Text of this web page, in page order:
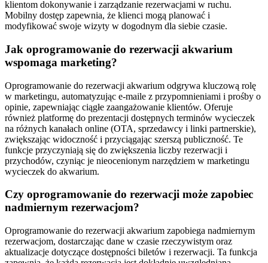
klientom dokonywanie i zarządzanie rezerwacjami w ruchu.
Mobilny dostęp zapewnia, że klienci mogą planować i
modyfikować swoje wizyty w dogodnym dla siebie czasie.
Jak oprogramowanie do rezerwacji akwarium
wspomaga marketing?
Oprogramowanie do rezerwacji akwarium odgrywa kluczową rolę
w marketingu, automatyzując e-maile z przypomnieniami i prośby o
opinie, zapewniając ciągłe zaangażowanie klientów. Oferuje
również platformę do prezentacji dostępnych terminów wycieczek
na różnych kanałach online (OTA, sprzedawcy i linki partnerskie),
zwiększając widoczność i przyciągając szerszą publiczność. Te
funkcje przyczyniają się do zwiększenia liczby rezerwacji i
przychodów, czyniąc je nieocenionym narzędziem w marketingu
wycieczek do akwarium.
Czy oprogramowanie do rezerwacji może zapobiec
nadmiernym rezerwacjom?
Oprogramowanie do rezerwacji akwarium zapobiega nadmiernym
rezerwacjom, dostarczając dane w czasie rzeczywistym oraz
aktualizacje dotyczące dostępności biletów i rezerwacji. Ta funkcja